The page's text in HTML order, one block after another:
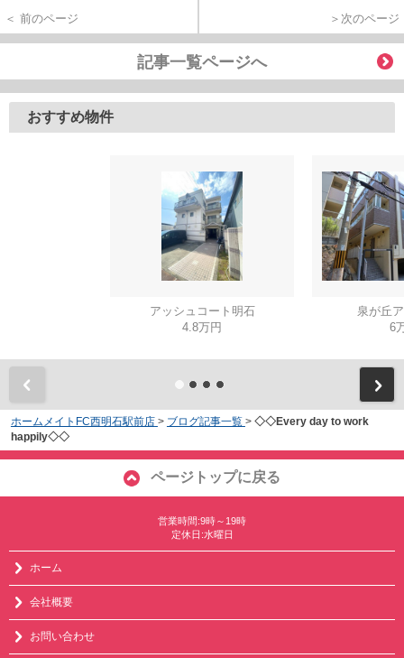
＜ 前のページ ＞次のページ
記事一覧ページへ
おすすめ物件
アッシュコート明石
4.8万円
泉が丘
6
ホームメイトFC西明石駅前店 > ブログ記事一覧 > ◇◇Every day to work
happily◇◇
ページトップに戻る
営業時間:9時～19時
定休日:水曜日
ホーム
会社概要
お問い合わせ